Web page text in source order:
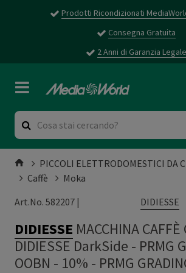
Prodotti Ricondizionati
Consegna Gratuita
2 Anni di Garanzia Legale
PICCOLI ELETTRODOMESTICI DA
Caffè
Moka
Art.No. 582207 |
DIDIESSE
DIDIESSE MACCHINA CAFFÈ
DIDIESSE DarkSide - PRMG
OOBN - 10% - PRMG